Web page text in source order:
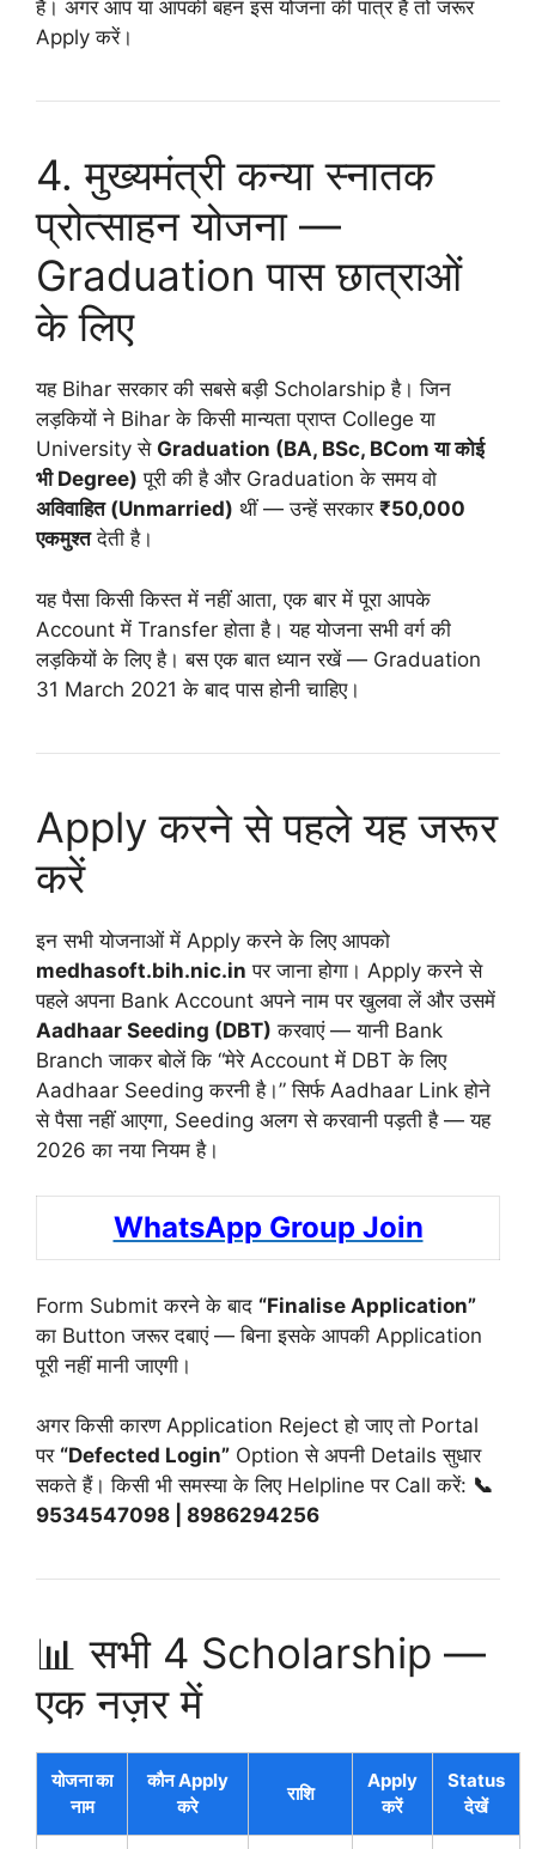
है। अगर आप या आपकी बहन इस योजना की पात्र हैं तो जरूर
Apply करें।
4. मुख्यमंत्री कन्या स्नातक
प्रोत्साहन योजना —
Graduation पास छात्राओं
के लिए
यह Bihar सरकार की सबसे बड़ी Scholarship है। जिन
लड़कियों ने Bihar के किसी मान्यता प्राप्त College या
University से Graduation (BA, BSc, BCom या कोई
भी Degree) पूरी की है और Graduation के समय वो
अविवाहित (Unmarried) थीं — उन्हें सरकार ₹50,000
एकमुश्तदेती है।
यह पैसा किसी किस्त में नहीं आता, एक बार में पूरा आपके
Account में Transfer होता है। यह योजना सभी वर्ग की
लड़कियों के लिए है। बस एक बात ध्यान रखें — Graduation
31 March 2021 के बाद पास होनी चाहिए।
Apply करने से पहले यह जरूर
करें
इन सभी योजनाओं में Apply करने के लिए आपको
medhasoft.bih.nic.in पर जाना होगा। Apply करने से
पहले अपना Bank Account अपने नाम पर खुलवा लें और उसमें
Aadhaar Seeding (DBT) करवाएं — यानी Bank
Branch जाकर बोलें कि “मेरे Account में DBT के लिए
Aadhaar Seeding करनी है।” सिर्फ Aadhaar Link होने
से पैसा नहीं आएगा, Seeding अलग से करवानी पड़ती है — यह
2026 का नया नियम है।
WhatsApp Group Join
Form Submit करने के बाद “Finalise Application”
का Button जरूर दबाएं — बिना इसके आपकी Application
पूरी नहीं मानी जाएगी।
अगर किसी कारण Application Reject हो जाए तो Portal
पर “Defected Login” Option से अपनी Details सुधार
सकते हैं। किसी भी समस्या के लिए Helpline पर Call करें: 📞
9534547098 | 8986294256
📊 सभी 4 Scholarship —
एक नज़र में
योजना का
नाम
कौन Apply
करे
राशि
Apply
करें
Status
देखें